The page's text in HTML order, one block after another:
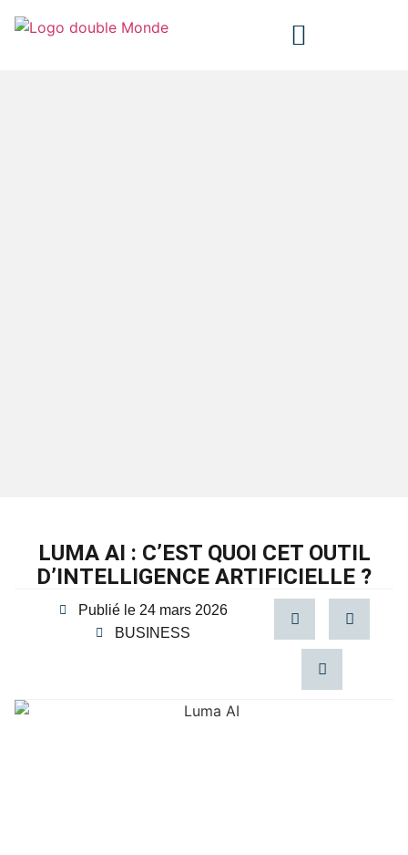
LUMA AI : C’EST QUOI CET OUTIL
D’INTELLIGENCE ARTIFICIELLE ?
Publié le 24 mars 2026
BUSINESS